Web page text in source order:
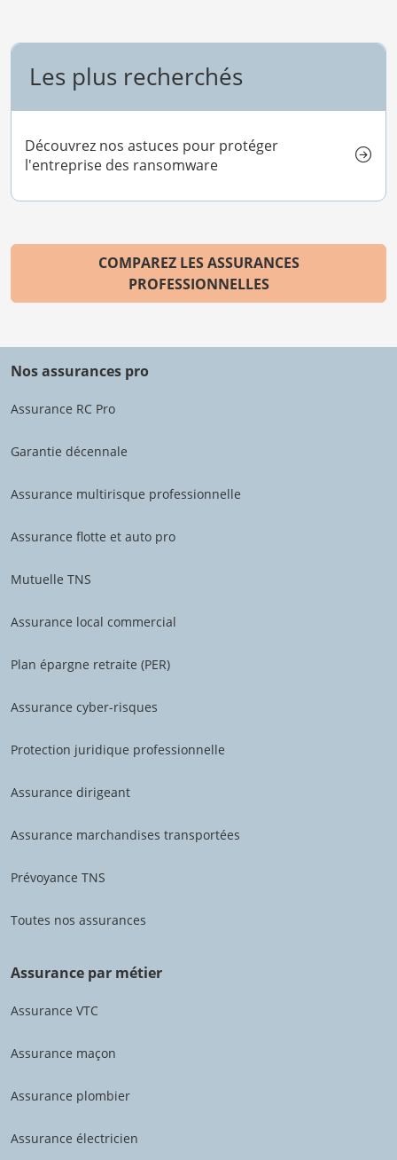
Les plus recherchés
Découvrez nos astuces pour protéger
l'entreprise des ransomware
COMPAREZ LES ASSURANCES
PROFESSIONNELLES
Nos assurances pro
Assurance RC Pro
Garantie décennale
Assurance multirisque professionnelle
Assurance flotte et auto pro
Mutuelle TNS
Assurance local commercial
Plan épargne retraite (PER)
Assurance cyber-risques
Protection juridique professionnelle
Assurance dirigeant
Assurance marchandises transportées
Prévoyance TNS
Toutes nos assurances
Assurance par métier
Assurance VTC
Assurance maçon
Assurance plombier
Assurance électricien